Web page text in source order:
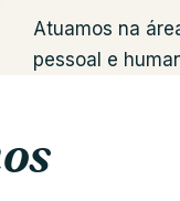
Atuamos na
pessoal e